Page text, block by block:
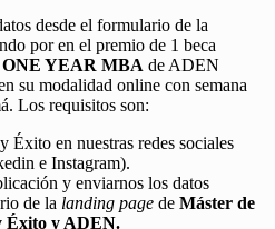
desde el formulario de la
por en el premio de 1 beca
ONE YEAR MBA de ADEN
su modalidad online con semana
Los requisitos son:
Éxito en nuestras redes sociales
e Instagram).
y enviarnos los datos
de la landing page de Máster de
Éxito y ADEN.